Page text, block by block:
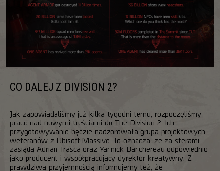
CO DALEJ Z DIVISION 2?
Jak zapowiadaliśmy już kilka tygodni temu, rozpoczęliśmy
prace nad nowymi treściami do The Division 2. Ich
przygotowywanie będzie nadzorowała grupa projektowych
weteranów z Ubisoft Massive. To oznacza, że za sterami
zasiądą Adrian Trasca oraz Yannick Banchereau odpowiednio
jako producent i współpracujący dyrektor kreatywny. Z
prawdziwą przyjemnością informujemy też, że